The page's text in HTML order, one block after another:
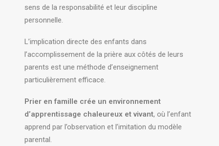
sens de la responsabilité et leur discipline
personnelle.
L’implication directe des enfants dans
l’accomplissement de la prière aux côtés de leurs
parents est une méthode d’enseignement
particulièrement efficace.
Prier en famille crée un environnement
d’apprentissage chaleureux et vivant, où l’enfant
apprend par l’observation et l’imitation du modèle
parental.